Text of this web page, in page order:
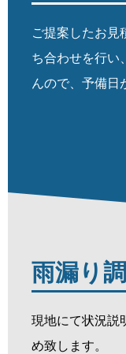
ご提案したお見
ち合わせを行い
んので、予備日
雨漏り
現地にて状況説
め致します。